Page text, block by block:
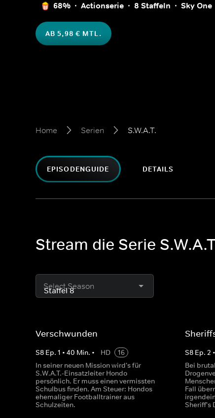
68% Actionserie 8 Staffeln Sky One
AB 5,98 € MTL.
Home Serien S.W.A.T.
EPISODENGUIDE DETAILS
Stream die Serie
Select Season
Verschwunden
S8 Ep. 1 • 40 Min. • HD
16
In seiner neuen Mission wird's für
S.W.A.T.-Einsatzleiter Hondo
persönlich. Er muss einen vermissten
Schulbus finden. Am Steuer: Hondos
ehemaliger Footballtrainer aus
Schulzeiten.
S8 Ep.2
Bei
Fall
Sheriff's